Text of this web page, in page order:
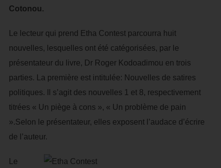
Cotonou.
Le lecteur qui prend Etha Contest parcourra huit
nouvelles, lesquelles ont été catégorisées, par le
présentateur du livre, Dr Roger Kodoadimou en trois
parties. La première est intitulée: Nouvelles de satires
politiques. Il s’agit des nouvelles 1 et 8, respectivement
titrées « Un piège à cons », « Un problème de pain
».Selon le présentateur, elles exposent l’audace d’écrire
de l’auteur.
Le